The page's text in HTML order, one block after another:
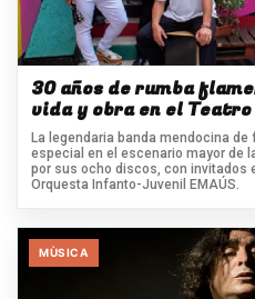
30 años de rumba
vida y obra en el
La legendaria banda mendocina
especial en el escenario mayor de
por sus ocho discos, con invitados
Orquesta Infanto-Juvenil EMAÚS.
MÙSICA